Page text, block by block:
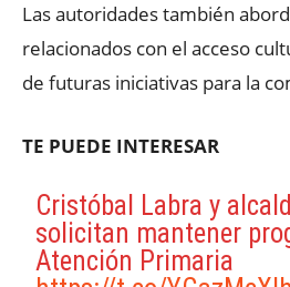
Las autoridades también
relacionados con el acceso
de futuras iniciativas para la
TE PUEDE INTERESAR
Cristóbal Labra y
solicitan mantener
Atención Primaria